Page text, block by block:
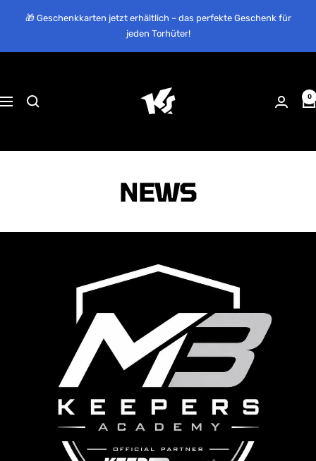
🎁 Geschenkkarten jetzt erhältlich – das perfekte Geschenk für
jeden Torhüter!
Navigation
Suisse
0
NEWS